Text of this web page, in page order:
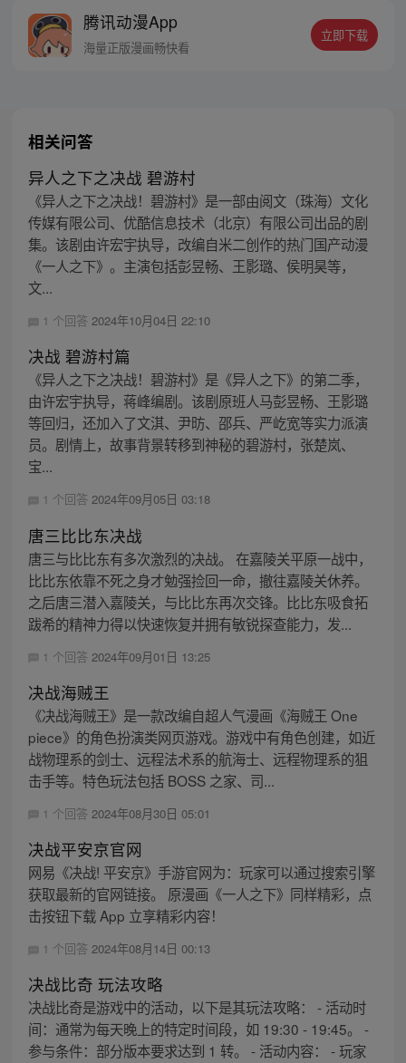
十年后，路飞为实现与因救他而断臂的杰克
斯的约定而出海，开始了以成为海盗王为目
腾讯动漫App
海量正版漫画畅快看
立即下载
相关问答
异人之下之决战 碧游村
《异人之下之决战！碧游村》是一部由阅文（珠海）文化
传媒有限公司、优酷信息技术（北京）有限公司出品的剧
集。该剧由许宏宇执导，改编自米二创作的热门国产动漫
《一人之下》。主演包括彭昱畅、王影璐、侯明昊等，
文...
1 个回答 2024年10月04日 22:10
决战 碧游村篇
《异人之下之决战！碧游村》是《异人之下》的第二季，
由许宏宇执导，蒋峰编剧。该剧原班人马彭昱畅、王影璐
等回归，还加入了文淇、尹昉、邵兵、严屹宽等实力派演
员。剧情上，故事背景转移到神秘的碧游村，张楚岚、
宝...
1 个回答 2024年09月05日 03:18
唐三比比东决战
唐三与比比东有多次激烈的决战。 在嘉陵关平原一战中，
比比东依靠不死之身才勉强捡回一命，撤往嘉陵关休养。
之后唐三潜入嘉陵关，与比比东再次交锋。比比东吸食拓
跋希的精神力得以快速恢复并拥有敏锐探查能力，发...
1 个回答 2024年09月01日 13:25
决战海贼王
《决战海贼王》是一款改编自超人气漫画《海贼王 One
piece》的角色扮演类网页游戏。游戏中有角色创建，如近
战物理系的剑士、远程法术系的航海士、远程物理系的狙
击手等。特色玩法包括 BOSS 之家、司...
1 个回答 2024年08月30日 05:01
决战平安京官网
网易《决战! 平安京》手游官网为：玩家可以通过搜索引擎
获取最新的官网链接。 原漫画《一人之下》同样精彩，点
击按钮下载 App 立享精彩内容！
1 个回答 2024年08月14日 00:13
决战比奇 玩法攻略
决战比奇是游戏中的活动，以下是其玩法攻略： - 活动时
间：通常为每天晚上的特定时间段，如 19:30 - 19:45。 -
参与条件：部分版本要求达到 1 转。 - 活动内容： - 玩家